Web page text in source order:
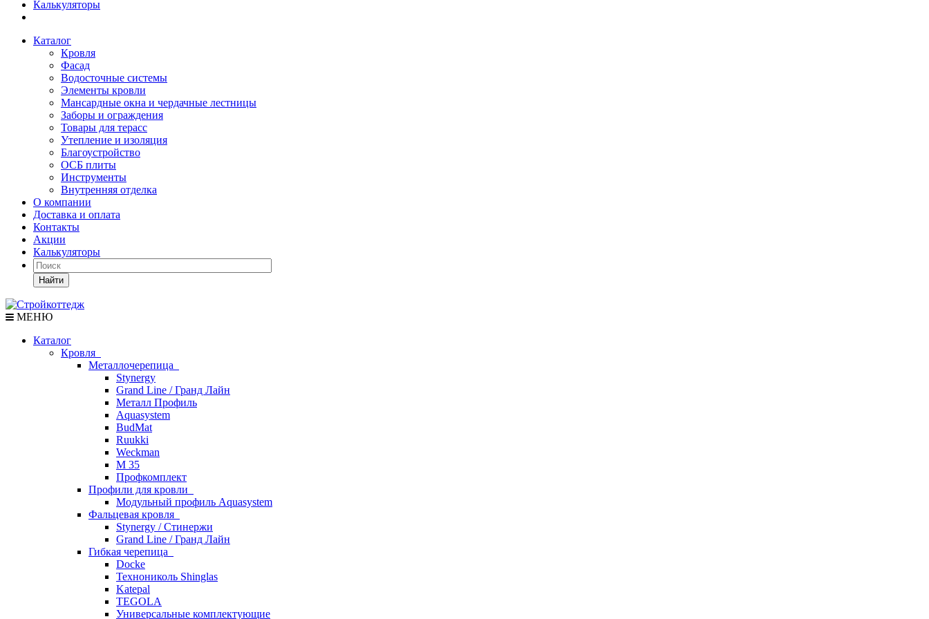
Калькуляторы
Каталог
Кровля
Фасад
Водосточные системы
Элементы кровли
Мансардные окна и чердачные лестницы
Заборы и ограждения
Товары для терасс
Утепление и изоляция
Благоустройство
ОСБ плиты
Инструменты
Внутренняя отделка
О компании
Доставка и оплата
Контакты
Акции
Калькуляторы
Найти
МЕНЮ
Каталог
Кровля
Металлочерепица
Stynergy
Grand Line / Гранд Лайн
Металл Профиль
Aquasystem
BudMat
Ruukki
Weckman
М 35
Профкомплект
Профили для кровли
Модульный профиль Aquasystem
Фальцевая кровля
Stynergy / Стинержи
Grand Line / Гранд Лайн
Гибкая черепица
Docke
Технониколь Shinglas
Katepal
TEGOLA
Универсальные комплектующие